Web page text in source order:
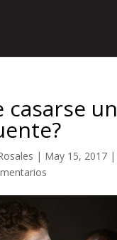
casarse un
| May 15, 2017|